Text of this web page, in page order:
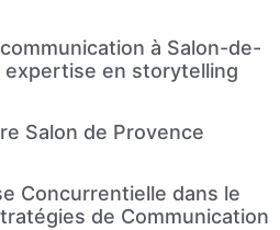
à Salon-de-
expertise en storytelling
Salon de Provence
Concurrentielle dans le
de Communication